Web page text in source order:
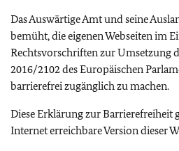
Das Auswärtige Amt und seine
bemüht, die eigenen Webseiten im
Rechtsvorschriften zur Umsetzung
2016/2102 des Europäischen
barrierefrei zugänglich zu machen.
Diese Erklärung zur Barrierefreiheit
Internet erreichbare Version dieser